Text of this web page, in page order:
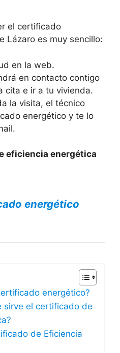
el certificado
Lázaro es muy sencillo:
en la web.
en contacto contigo
cita e ir a tu vivienda.
la visita, el técnico
energético y te lo
eficiencia energética
energético
energético?
sirve el certificado de
de Eficiencia